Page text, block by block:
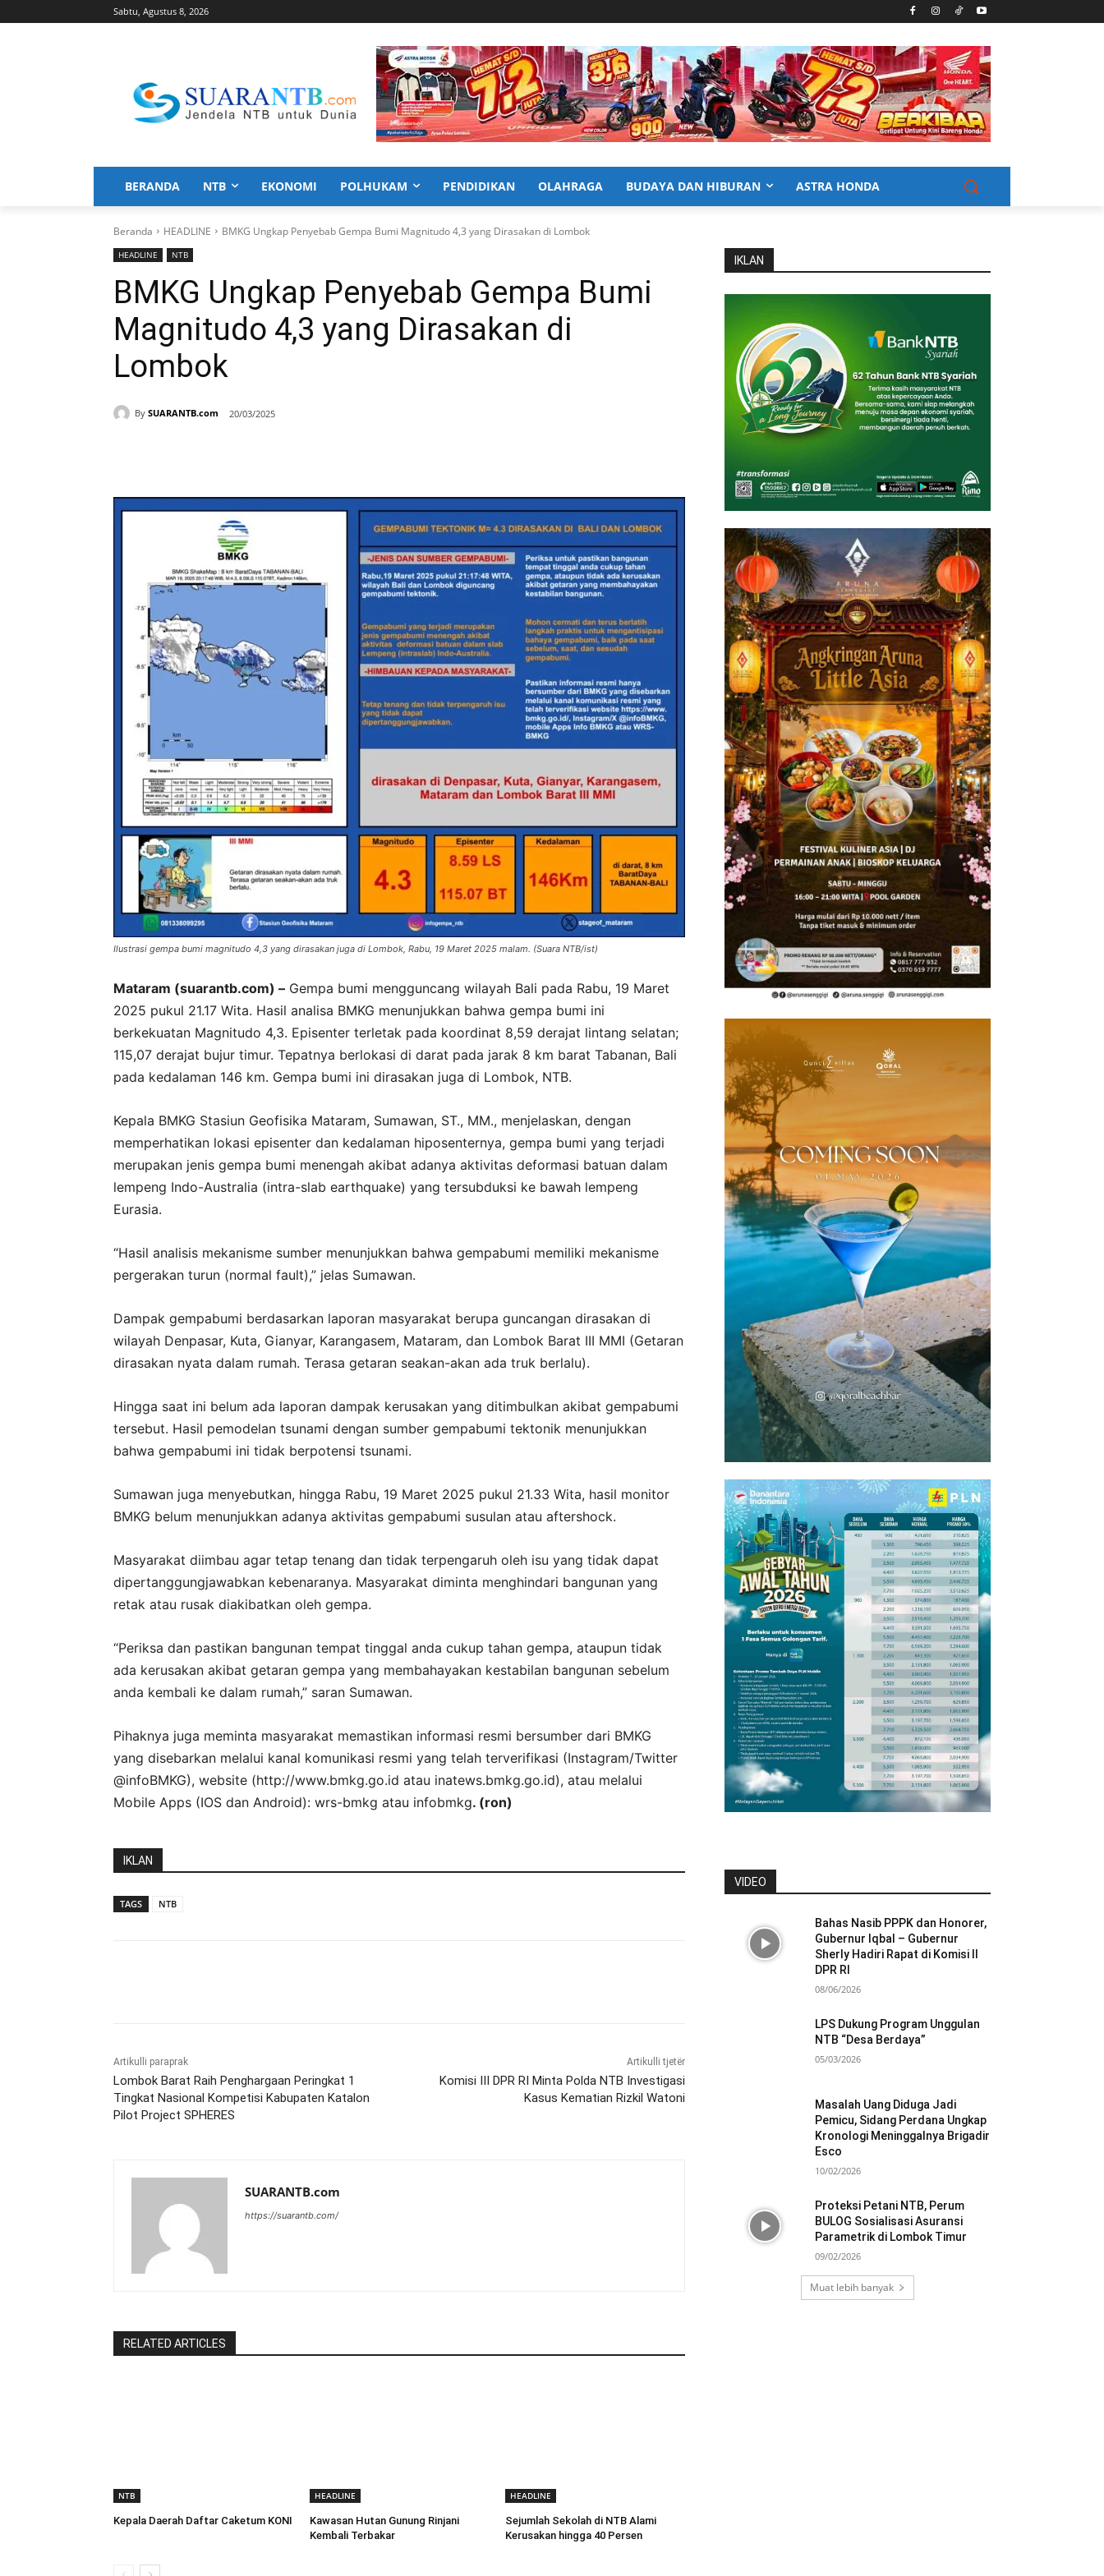
Sabtu, Agustus 8, 2026
BERANDA NTB EKONOMI POLHUKAM PENDIDIKAN OLAHRAGA BUDAYA DAN HIBURAN ASTRA HONDA
Beranda HEADLINE BMKG Ungkap Penyebab Gempa Bumi Magnitudo 4,3 yang Dirasakan di Lombok
HEADLINE NTB
BMKG Ungkap Penyebab Gempa Bumi
Magnitudo 4,3 yang Dirasakan di
Lombok
By SUARANTB.com 20/03/2025
Ilustrasi gempa bumi magnitudo 4,3 yang dirasakan juga di Lombok, Rabu, 19 Maret 2025 malam. (Suara NTB/ist)
Mataram (suarantb.com) – Gempa bumi mengguncang wilayah Bali pada Rabu, 19 Maret
2025 pukul 21.17 Wita. Hasil analisa BMKG menunjukkan bahwa gempa bumi ini
berkekuatan Magnitudo 4,3. Episenter terletak pada koordinat 8,59 derajat lintang selatan;
115,07 derajat bujur timur. Tepatnya berlokasi di darat pada jarak 8 km barat Tabanan, Bali
pada kedalaman 146 km. Gempa bumi ini dirasakan juga di Lombok, NTB.
Kepala BMKG Stasiun Geofisika Mataram, Sumawan, ST., MM., menjelaskan, dengan
memperhatikan lokasi episenter dan kedalaman hiposenternya, gempa bumi yang terjadi
merupakan jenis gempa bumi menengah akibat adanya aktivitas deformasi batuan dalam
lempeng Indo-Australia (intra-slab earthquake) yang tersubduksi ke bawah lempeng
Eurasia.
“Hasil analisis mekanisme sumber menunjukkan bahwa gempabumi memiliki mekanisme
pergerakan turun (normal fault),” jelas Sumawan.
Dampak gempabumi berdasarkan laporan masyarakat berupa guncangan dirasakan di
wilayah Denpasar, Kuta, Gianyar, Karangasem, Mataram, dan Lombok Barat III MMI (Getaran
dirasakan nyata dalam rumah. Terasa getaran seakan-akan ada truk berlalu).
Hingga saat ini belum ada laporan dampak kerusakan yang ditimbulkan akibat gempabumi
tersebut. Hasil pemodelan tsunami dengan sumber gempabumi tektonik menunjukkan
bahwa gempabumi ini tidak berpotensi tsunami.
Sumawan juga menyebutkan, hingga Rabu, 19 Maret 2025 pukul 21.33 Wita, hasil monitor
BMKG belum menunjukkan adanya aktivitas gempabumi susulan atau aftershock.
Masyarakat diimbau agar tetap tenang dan tidak terpengaruh oleh isu yang tidak dapat
dipertanggungjawabkan kebenaranya. Masyarakat diminta menghindari bangunan yang
retak atau rusak diakibatkan oleh gempa.
“Periksa dan pastikan bangunan tempat tinggal anda cukup tahan gempa, ataupun tidak
ada kerusakan akibat getaran gempa yang membahayakan kestabilan bangunan sebelum
anda kembali ke dalam rumah,” saran Sumawan.
Pihaknya juga meminta masyarakat memastikan informasi resmi bersumber dari BMKG
yang disebarkan melalui kanal komunikasi resmi yang telah terverifikasi (Instagram/Twitter
@infoBMKG), website (http://www.bmkg.go.id atau inatews.bmkg.go.id), atau melalui
Mobile Apps (IOS dan Android): wrs-bmkg atau infobmkg. (ron)
IKLAN
TAGS NTB
Artikulli paraprak
Lombok Barat Raih Penghargaan Peringkat 1
Tingkat Nasional Kompetisi Kabupaten Katalon
Pilot Project SPHERES
Artikulli tjetër
Komisi III DPR RI Minta Polda NTB Investigasi
Kasus Kematian Rizkil Watoni
SUARANTB.com
https://suarantb.com/
RELATED ARTICLES
NTB
Kepala Daerah Daftar Caketum KONI
HEADLINE
Kawasan Hutan Gunung Rinjani
Kembali Terbakar
HEADLINE
Sejumlah Sekolah di NTB Alami
Kerusakan hingga 40 Persen
IKLAN
VIDEO
Bahas Nasib PPPK dan Honorer,
Gubernur Iqbal – Gubernur
Sherly Hadiri Rapat di Komisi II
DPR RI
08/06/2026
LPS Dukung Program Unggulan
NTB “Desa Berdaya”
05/03/2026
Masalah Uang Diduga Jadi
Pemicu, Sidang Perdana Ungkap
Kronologi Meninggalnya Brigadir
Esco
10/02/2026
Proteksi Petani NTB, Perum
BULOG Sosialisasi Asuransi
Parametrik di Lombok Timur
09/02/2026
Muat lebih banyak